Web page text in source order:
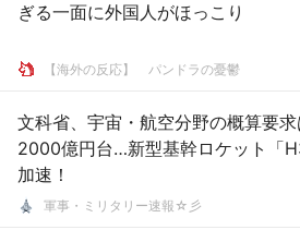
ぎる一面に外国人がほっこり
【海外の反応】 パンドラの憂鬱
文科省、宇宙・航空分野の概算要
2000億円台…新型基幹ロケット「
加速！
軍事・ミリタリー速報☆彡